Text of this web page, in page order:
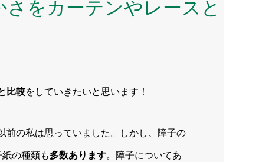
をカーテンやレースと
比較をしていきたいと思います！
前の私は思っていました。しかし、障子の
の種類も多数あります。障子についてあ